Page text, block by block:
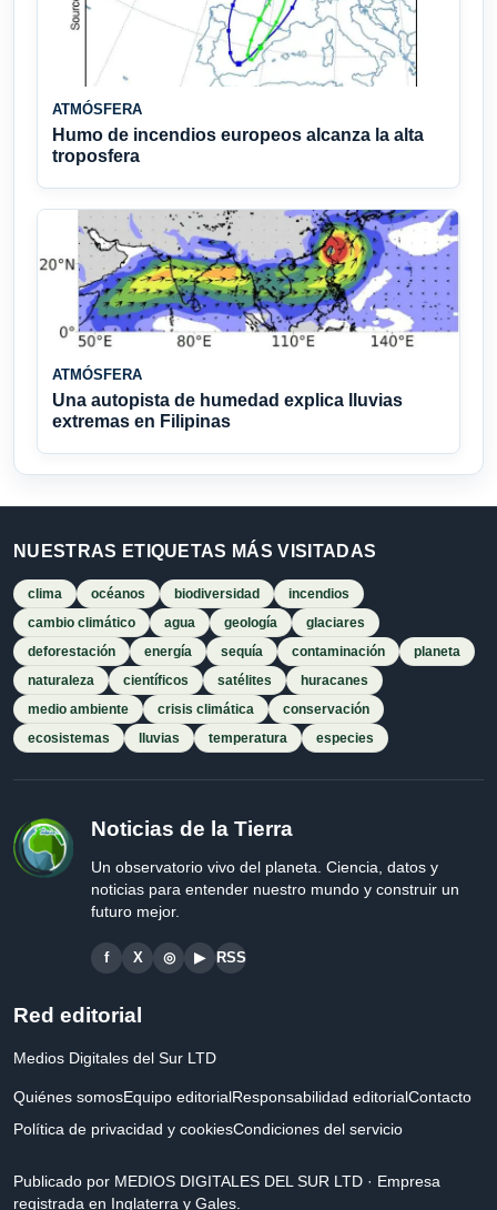
ATMÓSFERA
Humo de incendios europeos alcanza la alta
troposfera
ATMÓSFERA
Una autopista de humedad explica lluvias
extremas en Filipinas
NUESTRAS ETIQUETAS MÁS VISITADAS
clima océanos biodiversidad
incendios
cambio climático
agua geología
glaciares
deforestación
energía sequía contaminación
planeta
naturaleza
científicos satélites
huracanes
medio ambiente
crisis climática
conservación
ecosistemas
lluvias temperatura especies
Noticias de la Tierra
Un observatorio vivo del planeta. Ciencia, datos y
noticias para entender nuestro mundo y construir un
futuro mejor.
f X ◎ ▶ RSS
Red editorial
Medios Digitales del Sur LTD
Quiénes somosEquipo editorialResponsabilidad editorialContacto
Política de privacidad y cookiesCondiciones del servicio
Publicado por MEDIOS DIGITALES DEL SUR LTD · Empresa
registrada en Inglaterra y Gales.